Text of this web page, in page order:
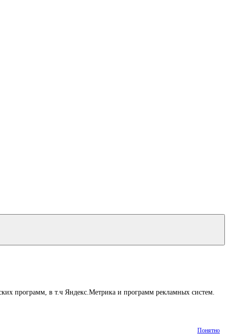
программ, в т.ч Яндекс.Метрика и программ рекламных систем.
Понятно